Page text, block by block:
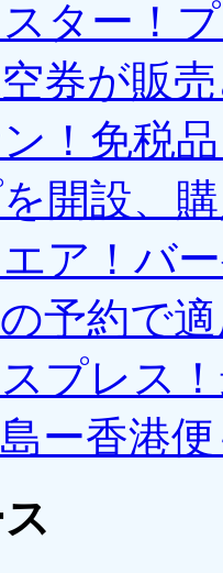
ター！
券が販
！免税
開設、
ア！バ
予約で
プレス
ー香港